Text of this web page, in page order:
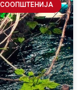
СООПШТЕНИЈА